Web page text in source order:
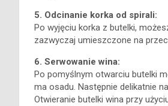
5. Odcinanie korka od spirali:
Po wyjęciu korka z butelki,
zazwyczaj umieszczone na
6. Serwowanie wina:
Po pomyślnym otwarciu butelki
ma osadu. Następnie delikatnie
Otwieranie butelki wina przy